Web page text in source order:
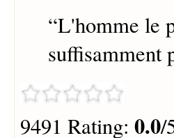
“L'homme le
suffisamment
9491 Rating: 0.0/